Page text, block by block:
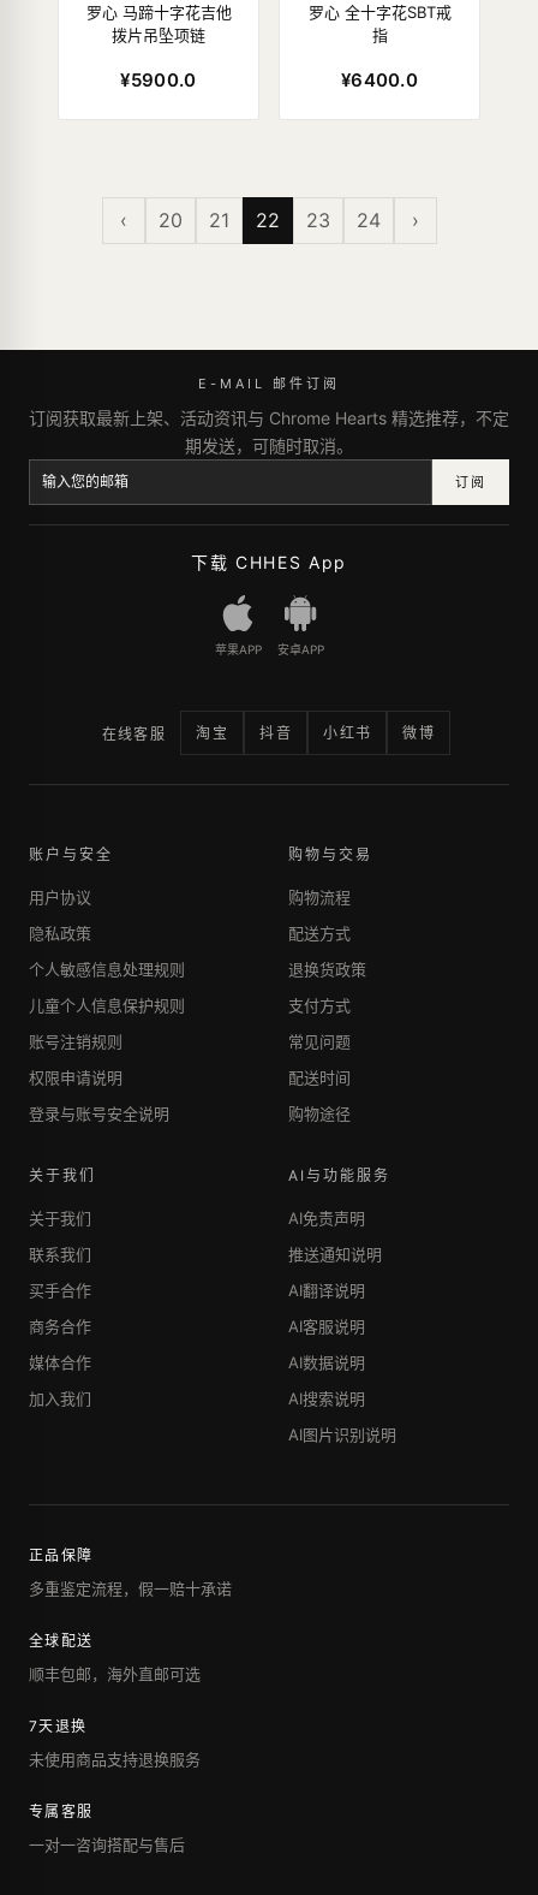
罗心 马蹄十字花吉他
拨片吊坠项链
¥5900.0
罗心 全十字花SBT戒
指
¥6400.0
‹ 20 21 22 23 24 ›
E-MAIL 邮件订阅
订阅获取最新上架、活动资讯与 Chrome Hearts 精选推荐，不定
期发送，可随时取消。
订阅
下载 CHHES App
苹果APP 安卓APP
在线客服 淘宝 抖音 小红书 微博
账户与安全
用户协议
隐私政策
个人敏感信息处理规则
儿童个人信息保护规则
账号注销规则
权限申请说明
登录与账号安全说明
购物与交易
购物流程
配送方式
退换货政策
支付方式
常见问题
配送时间
购物途径
关于我们
关于我们
联系我们
买手合作
商务合作
媒体合作
加入我们
AI与功能服务
AI免责声明
推送通知说明
AI翻译说明
AI客服说明
AI数据说明
AI搜索说明
AI图片识别说明
正品保障
多重鉴定流程，假一赔十承诺
全球配送
顺丰包邮，海外直邮可选
7天退换
未使用商品支持退换服务
专属客服
一对一咨询搭配与售后